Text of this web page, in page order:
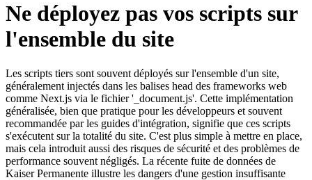
Ne déployez pas vos scripts sur
l'ensemble du site
Les scripts tiers sont souvent déployés sur l'ensemble d'un site,
généralement injectés dans les balises head des frameworks web
comme Next.js via le fichier '_document.js'. Cette implémentation
généralisée, bien que pratique pour les développeurs et souvent
recommandée par les guides d'intégration, signifie que ces scripts
s'exécutent sur la totalité du site. C'est plus simple à mettre en place,
mais cela introduit aussi des risques de sécurité et des problèmes de
performance souvent négligés. La récente fuite de données de
Kaiser Permanente illustre les dangers d'une gestion insuffisante